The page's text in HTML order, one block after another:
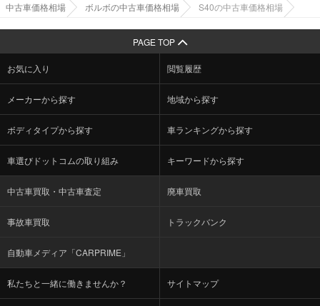
中古車価格相場 ボルボの中古車価格相場 S40の中古車価格相場
PAGE TOP
お気に入り 閲覧履歴
メーカーから探す 地域から探す
ボディタイプから探す 車ランキングから探す
車選びドットコムの取り組み キーワードから探す
中古車買取・中古車査定 廃車買取
事故車買取 トラックバンク
自動車メディア「CARPRIME」
私たちと一緒に働きませんか？ サイトマップ